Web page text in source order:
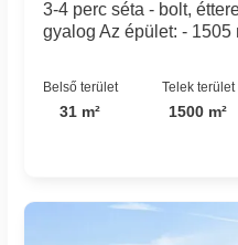
3-4 perc séta - bolt,
gyalog Az épület: - 1505
Belső terület
31 m²
Telek terület
1500 m²